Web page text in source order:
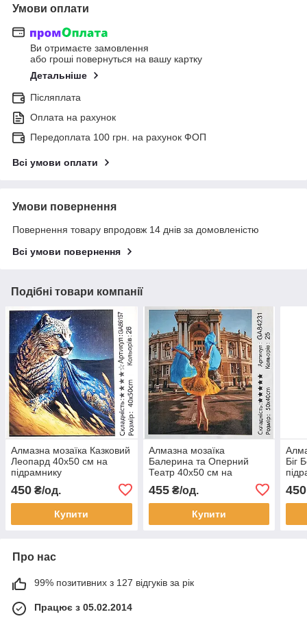
Умови оплати
Ви отримаєте замовлення
або гроші повернуться на вашу картку
Детальніше
Післяплата
Оплата на рахунок
Передоплата 100 грн. на рахунок ФОП
Всі умови оплати
Умови повернення
Повернення товару впродовж 14 днів за домовленістю
Всі умови повернення
Подібні товари компанії
Алмазна мозаїка Казковий
Леопард 40x50 см на
підрамнику
450 ₴/од.
Купити
Алмазна мозаїка
Балерина та Оперний
Театр 40x50 см на
455₴/од.
Купити
Біг
450
Про нас
99% позитивних з 127 відгуків за рік
Працює з 05.02.2014